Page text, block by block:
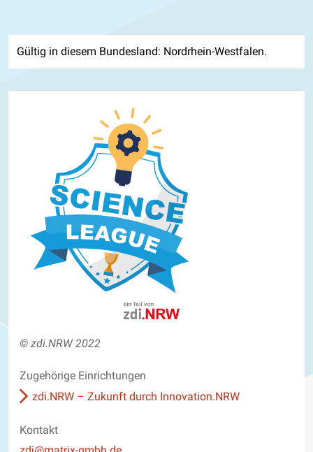
Gültig in diesem Bundesland: Nordrhein-Westfalen.
© zdi.NRW 2022
Zugehörige Einrichtungen
zdi.NRW – Zukunft durch Innovation.NRW
Kontakt